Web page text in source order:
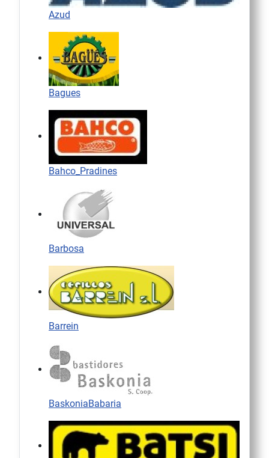
Azud
Bagues
Bahco_Pradines
Barbosa
Barrein
BaskoniaBabaria